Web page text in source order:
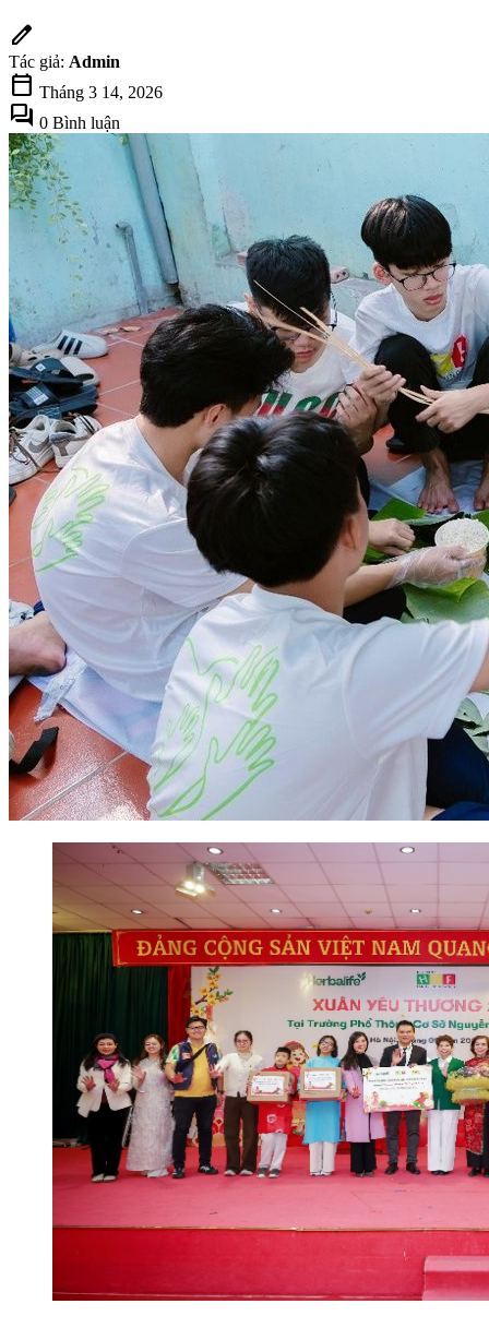
edit
Tác giả: Admin
calendar_today Tháng 3 14, 2026
forum 0 Bình luận